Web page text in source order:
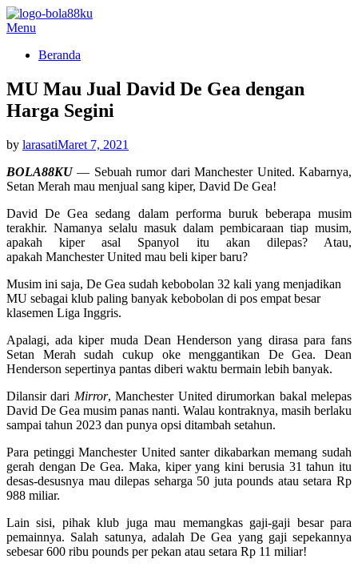
Skip
content
Menu
Beranda
MU Mau Jual David De Gea dengan
Harga Segini
by larasatiPosted
Maret 7, 2021
BOLA88KU— Sebuah rumor dari Manchester United. Kabarnya,
Setan Merah mau menjual sang kiper, David De Gea!
David De Gea sedang dalam performa buruk beberapa musim
terakhir. Namanya selalu masuk dalam pembicaraan tiap musim,
apakah kiper asal Spanyol itu akan dilepas? Atau,
apakah Manchester United mau beli kiper baru?
Musim ini saja, De Gea sudah kebobolan 32 kali yang menjadikan
MU sebagai klub paling banyak kebobolan di pos empat besar
klasemen Liga Inggris.
Apalagi, ada kiper muda Dean Henderson yang dirasa para fans
Setan Merah sudah cukup oke menggantikan De Gea. Dean
Henderson sepertinya pantas diberi waktu bermain lebih banyak.
Dilansir dari Mirror, Manchester United dirumorkan bakal melepas
David De Gea musim panas nanti. Walau kontraknya, masih berlaku
sampai tahun 2023 dan punya opsi ditambah setahun.
Para petinggi Manchester United santer dikabarkan memang sudah
gerah dengan De Gea. Maka, kiper yang kini berusia 31 tahun itu
desas-desusnya mau dilepas seharga 50 juta pounds atau setara Rp
988 miliar.
Lain sisi, pihak klub juga mau memangkas gaji-gaji besar para
pemainnya. Salah satunya, adalah De Gea yang gaji sepekannya
sebesar 600 ribu pounds per pekan atau setara Rp 11 miliar!